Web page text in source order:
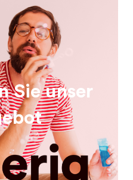
Sie unser